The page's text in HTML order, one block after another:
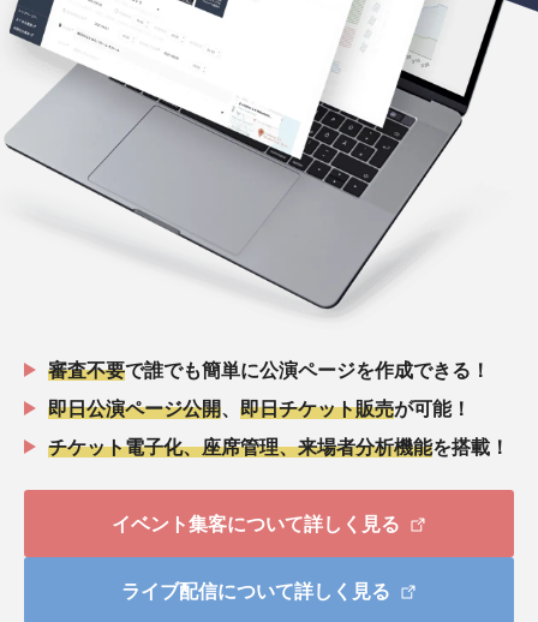
審査不要で誰でも簡単に公演ページを作成できる！
即日公演ページ公開
即日チケット販売が可能！
チケット電子化、座席管理、来場者分析機能を搭載！
イベント集客について詳しく見る
ライブ配信について詳しく見る